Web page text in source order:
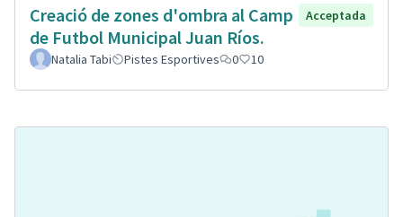
Creació de zones d'ombra al Camp
de Futbol Municipal Juan Ríos.
Acceptada
Natalia Tabi Pistes Esportives 0 10